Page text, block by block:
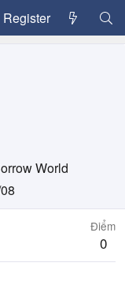
Register
World
Điểm
0